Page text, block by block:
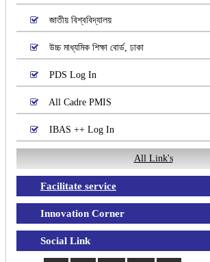
জাতীয় বিশ্ববিদ্যালয়
উচ্চ মাধ্যমিক শিক্ষা বোর্ড, ঢাকা
PDS Log In
All Cadre PMIS
IBAS ++ Log In
All Link's
Facilitate service
Innovation Corner
Social Link